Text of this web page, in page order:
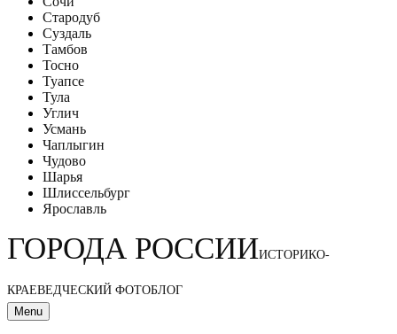
Стародуб
Суздаль
Тамбов
Тосно
Туапсе
Тула
Углич
Усмань
Чаплыгин
Чудово
Шарья
Шлиссельбург
Ярославль
ГОРОДА РОССИИИСТОРИКО-
КРАЕВЕДЧЕСКИЙ ФОТОБЛОГ
Menu